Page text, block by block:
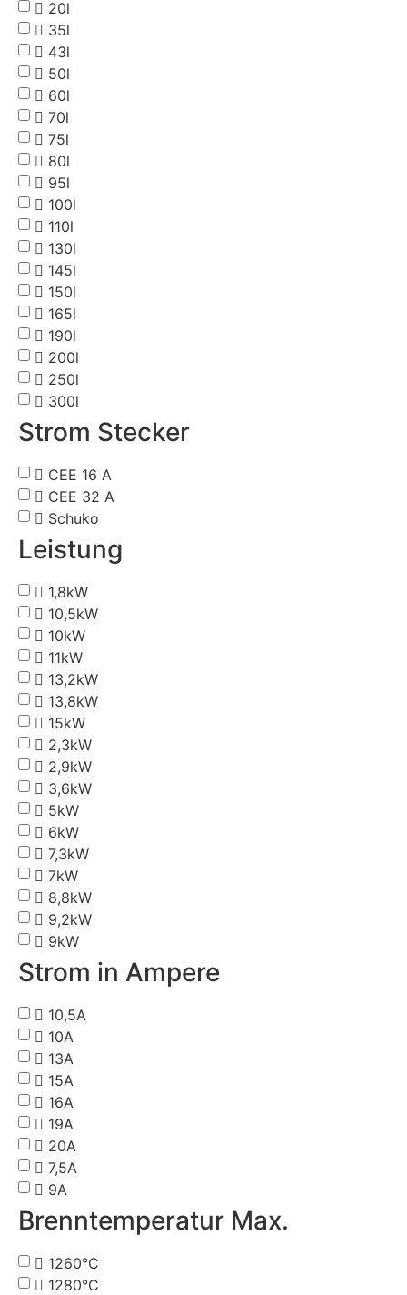
20l
35l
43l
50l
60l
70l
75l
80l
95l
100l
110l
130l
145l
150l
165l
190l
200l
250l
300l
Strom Stecker
CEE 16 A
CEE 32 A
Schuko
Leistung
1,8kW
10,5kW
10kW
11kW
13,2kW
13,8kW
15kW
2,3kW
2,9kW
3,6kW
5kW
6kW
7,3kW
7kW
8,8kW
9,2kW
9kW
Strom in Ampere
10,5A
10A
13A
15A
16A
19A
20A
7,5A
9A
Brenntemperatur Max.
1260°C
1280°C